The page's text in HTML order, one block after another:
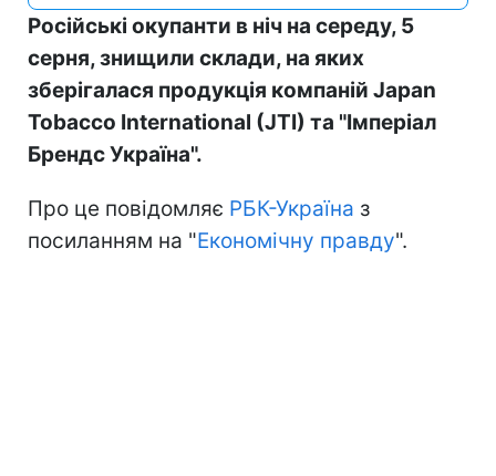
Російські окупанти в ніч на середу, 5
серня, знищили склади, на яких
зберігалася продукція компаній Japan
Tobacco International (JTI) та "Імперіал
Брендс Україна".
Про це повідомляє РБК-Україна з
посиланням на "Економічну правду".